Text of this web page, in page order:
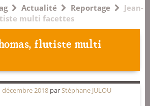
Actualité Reportage
Jean-
multi facettes
flutiste multi
décembre 2018parStéphane JULOU